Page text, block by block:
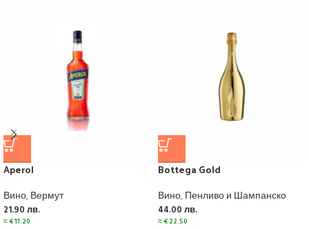
Aperol
Вино,Вермут
21.90 лв.
≈€11.20
Bottega Gold
Вино,Пенливо и Шампанско
44.00 лв.
≈€22.50